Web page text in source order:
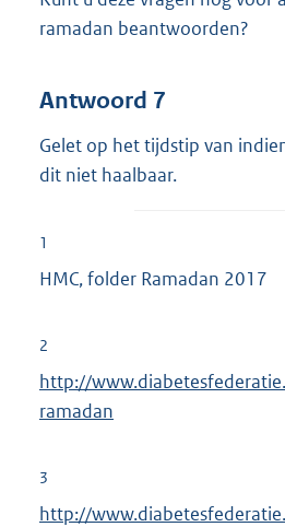
ramadan beantwoorden?
Antwoord 7
Gelet op het tijdstip van
dit niet haalbaar.
1
HMC, folder Ramadan 2017
2
E
x
e
http://
ramadan
3
E
http://